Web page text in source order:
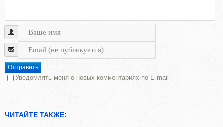
Отправить
Уведомлять меня о новых комментариях по E-mail
ЧИТАЙТЕ ТАКЖЕ: